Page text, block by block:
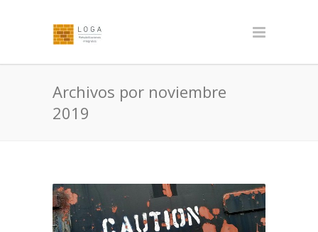
Archivos por noviembre
2019